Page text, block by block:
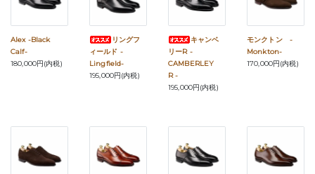
Alex -Black
Calf-
180,000円(内税)
リングフ
ィールド -
Lingfield-
195,000円(内税)
キャンベ
リーR -
CAMBERLEY
R -
195,000円(内税)
モンクトン -
Monkton-
170,000円(内税)